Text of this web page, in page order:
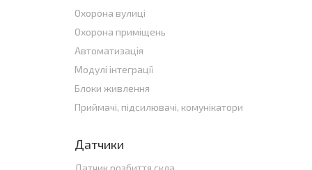
Охорона вулиці
Охорона приміщень
Автоматизація
Модулі інтеграції
Блоки живлення
Приймачі, підсилювачі, комунікатори
Датчики
Датчик розбиття скла